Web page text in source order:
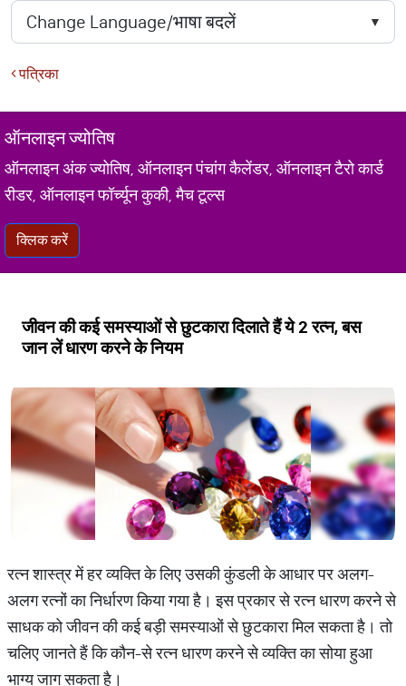
पत्रिका
ऑनलाइन ज्योतिष
ऑनलाइन अंक ज्योतिष, ऑनलाइन पंचांग कैलेंडर, ऑनलाइन टैरो कार्ड
रीडर, ऑनलाइन फॉर्च्यून कुकी, मैच टूल्स
क्लिक करें
जीवन की कई समस्याओं से छुटकारा दिलाते हैं ये 2 रत्न, बस
जान लें धारण करने के नियम
रत्न शास्त्र में हर व्यक्ति के लिए उसकी कुंडली के आधार पर अलग-
अलग रत्नों का निर्धारण किया गया है। इस प्रकार से रत्न धारण करने से
साधक को जीवन की कई बड़ी समस्याओं से छुटकारा मिल सकता है। तो
चलिए जानते हैं कि कौन-से रत्न धारण करने से व्यक्ति का सोया हुआ
भाग्य जाग सकता है।